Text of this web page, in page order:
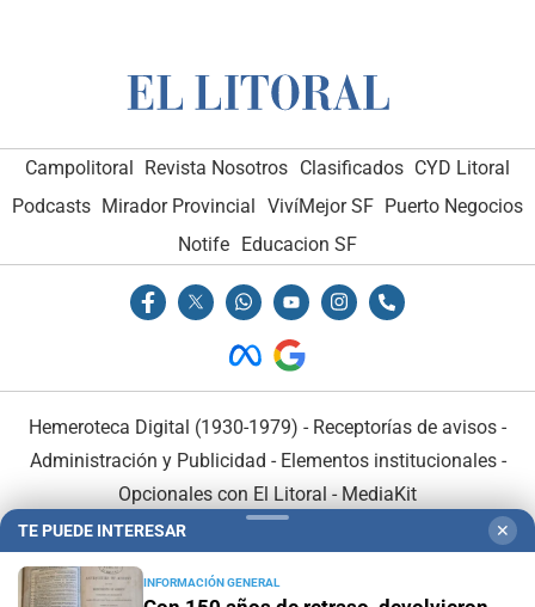
Campolitoral Revista Nosotros Clasificados CYD Litoral
Podcasts Mirador Provincial VivíMejor SF Puerto Negocios
Notife Educacion SF
Hemeroteca Digital (1930-1979) - Receptorías de avisos -
Administración y Publicidad - Elementos institucionales-
Opcionales con El Litoral - MediaKit
TE PUEDE INTERESAR ✕
INFORMACIÓN GENERAL